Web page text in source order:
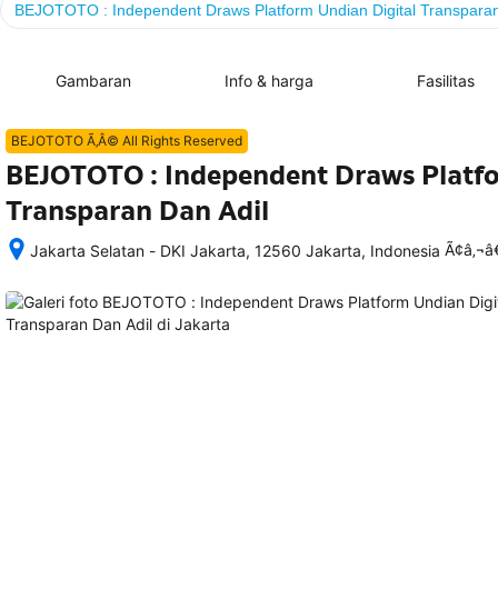
BEJOTOTO : Independent Draws Platform Undian Digital
Gambaran Info & harga Fasilitas
BEJOTOTO Ã‚Â© All Rights Reserved
BEJOTOTO : Independent Draws
Transparan Dan Adil
Jakarta Selatan - DKI Jakarta, 12560 Jakarta, Indonesia
memesan,
rincian